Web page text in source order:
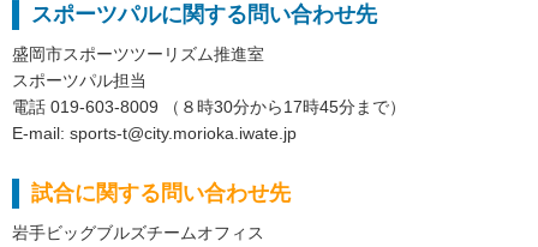
スポーツパルに関する問い合わせ先
盛岡市スポーツツーリズム推進室
スポーツパル担当
電話 019-603-8009 （８時30分から17時45分まで）
E-mail: sports-t@city.morioka.iwate.jp
試合に関する問い合わせ先
岩手ビッグブルズチームオフィス